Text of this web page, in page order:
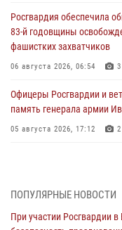
Росгвардия обеспечила
83-й годовщины
фашистких захватчиков
06 августа 2026, 06:54 3
Офицеры Росгвардии и
память генерала армии
05 августа 2026, 17:12 2
ПОПУЛЯРНЫЕ НОВОСТИ
При участии Росгвардии